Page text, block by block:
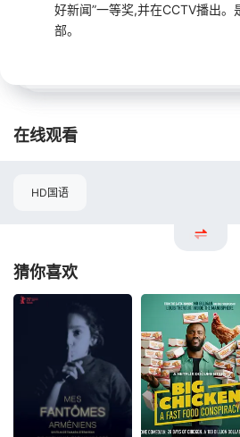
好新闻”一等奖,并在CCTV播出。
部。
在线观看
HD国语
猜你喜欢